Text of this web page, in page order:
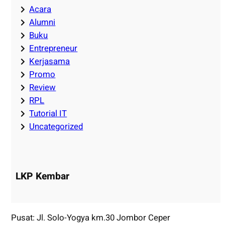
Acara
Alumni
Buku
Entrepreneur
Kerjasama
Promo
Review
RPL
Tutorial IT
Uncategorized
LKP Kembar
Pusat: Jl. Solo-Yogya km.30 Jombor Ceper